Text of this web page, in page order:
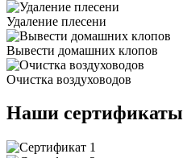
Удаление плесени
Вывести домашних клопов
Очистка воздуховодов
Наши сертификаты